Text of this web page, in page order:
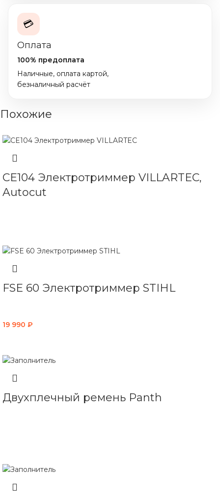
💳
Оплата
100% предоплата
Наличные, оплата картой,
безналичный расчёт
Похожие
CE104 Электротриммер VILLARTEC,
Autocut
FSE 60 Электротриммер STIHL
19 990 ₽
Двухплечный ремень Panth